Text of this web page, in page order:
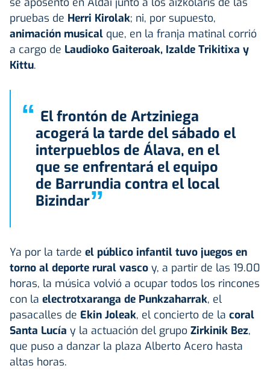
pruebas de Herri Kirolak; ni, por supuesto,
animación musical que, en la franja matinal corrió
a cargo de Laudioko Gaiteroak, Izalde Trikitixa y
Kittu.
“ El frontón de Artziniega
acogerá la tarde del sábado el
interpueblos de Álava, en el
que se enfrentará el equipo
de Barrundia contra el local
Bizindar”
Ya por la tarde el público infantil tuvo juegos en
torno al deporte rural vasco y, a partir de las 19.00
horas, la música volvió a ocupar todos los rincones
con la electrotxaranga de Punkzaharrak, el
pasacalles de Ekin Joleak, el concierto de la coral
Santa Lucía y la actuación del grupo Zirkinik Bez,
que puso a danzar la plaza Alberto Acero hasta
altas horas.